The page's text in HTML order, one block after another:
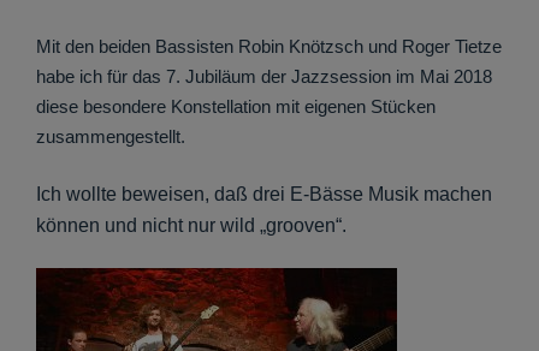
Mit den beiden Bassisten Robin Knötzsch und Roger Tietze
habe ich für das 7. Jubiläum der Jazzsession im Mai 2018
diese besondere Konstellation mit eigenen Stücken
zusammengestellt.
Ich wollte beweisen, daß drei E-Bässe Musik machen
können und nicht nur wild „grooven“.